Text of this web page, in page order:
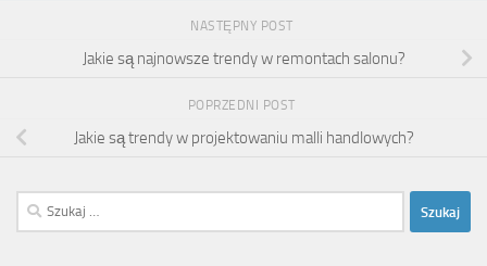
NASTĘPNY POST
Jakie są najnowsze trendy w remontach salonu?
POPRZEDNI POST
Jakie są trendy w projektowaniu malli handlowych?
Szukaj: